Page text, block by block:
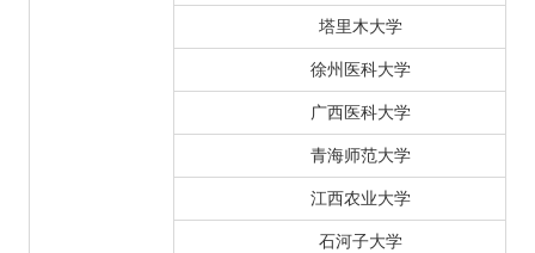
塔里木大学
徐州医科大学
广西医科大学
青海师范大学
江西农业大学
石河子大学